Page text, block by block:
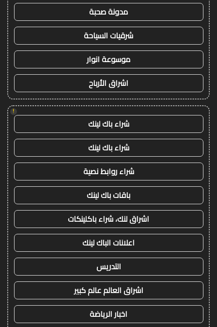
مدونة صحبة
شرقيات السياحة
موسوعة انوار
اشراق الأرباح
!
شراء باك لينك
شراء باك لينك
شراء روابط نصية
باقات باك لينك
اشراق لنك، شراء باكلينكات
اعلانات الباك لينك
التدريس
اشراق العالم عالم كبير
اخبار الرياضة